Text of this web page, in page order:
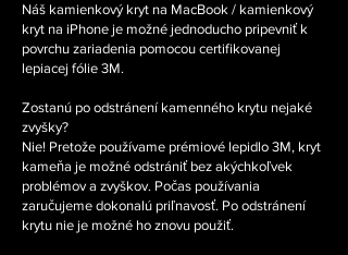
Náš kamienkový kryt na MacBook / kamienkový
kryt na iPhone je možné jednoducho pripevniť k
povrchu zariadenia pomocou certifikovanej
lepiacej fólie 3M.
Zostanú po odstránení kamenného krytu nejaké
zvyšky?
Nie! Pretože používame prémiové lepidlo 3M, kryt
kameňa je možné odstrániť bez akýchkoľvek
problémov a zvyškov. Počas používania
zaručujeme dokonalú priľnavosť. Po odstránení
krytu nie je možné ho znovu použiť.